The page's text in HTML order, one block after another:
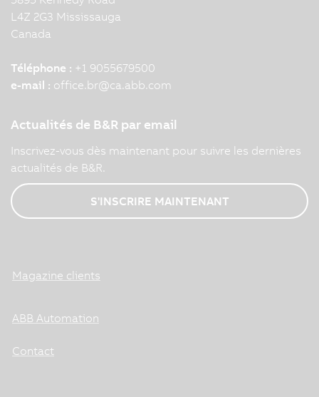
L4Z 2G3 Mississauga
Canada
Téléphone : +1 9055679500
e-mail : office.br@ca.abb.com
Actualités de B&R par email
Inscrivez-vous dès maintenant pour suivre les dernières
actualités de B&R.
S'INSCRIRE MAINTENANT
Magazine clients
ABB Automation
Contact